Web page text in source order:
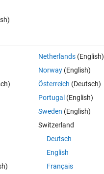
Netherlands(English)
Norway(English)
Österreich (Deutsch)
Portugal (English)
Sweden (English)
Switzerland
Deutsch
English
Français